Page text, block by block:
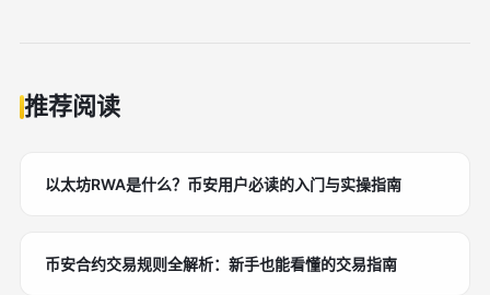
推荐阅读
以太坊RWA是什么？币安用户必读的入门与实操指南
币安合约交易规则全解析：新手也能看懂的交易指南